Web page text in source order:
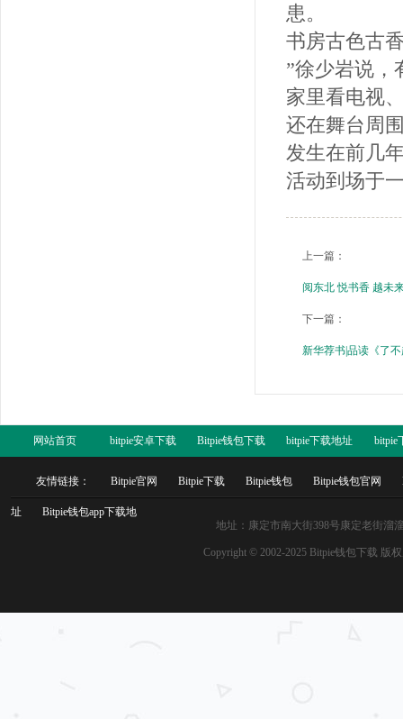
患。
书房古色古
”徐少岩说，
家里看电视
还在舞台周
发生在前几
活动到场于
上一篇：
阅东北 悦书香 越未
下一篇：
新华荐书|品读《了
网站首页 bitpie安卓下载 Bitpie钱包下载 bitpie下载地址 bitpie
友情链接： Bitpie官网 Bitpie下载 Bitpie钱包 Bitpie钱包官网
址
Bitpie钱包app下载地
地址：康定市南大街398号康定老街溜
Copyright © 2002-2025 Bitpie钱包下载 版